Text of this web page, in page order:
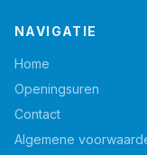
NAVIGATIE
Home
Openingsuren
Contact
Algemene